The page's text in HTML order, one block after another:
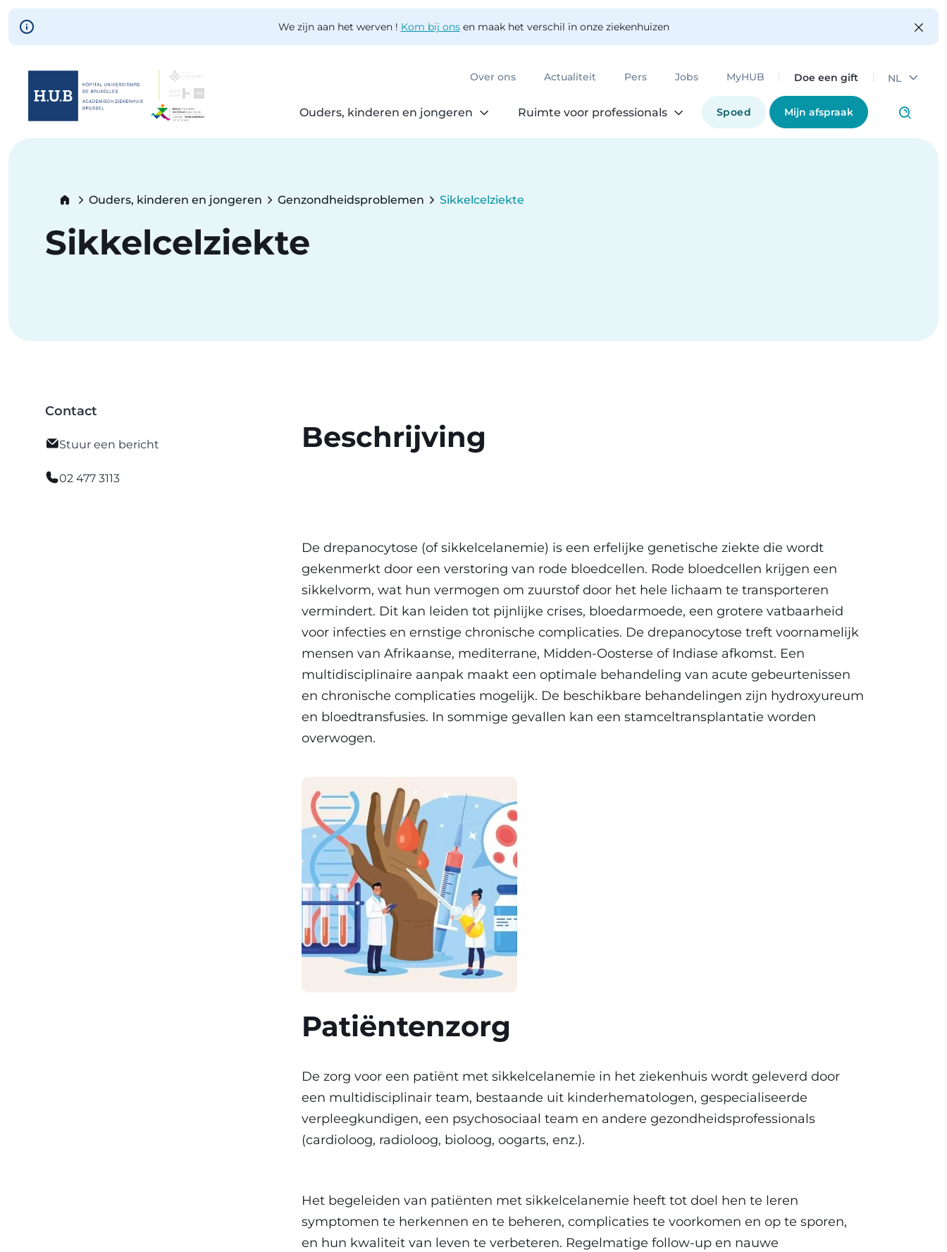
Skip to main content
We zijn aan het werven ! Kom bij onsen maak het verschil in onze ziekenhuizen
Over ons Actualiteit Pers Jobs MyHUB Doe een gift NL
Ouders, kinderen en jongeren Ruimte voor professionals Spoed Mijn afspraak
Skip
Breadcrumb
Ouders, kinderen en jongeren Genzondheidsproblemen Sikkelcelziekte
Sikkelcelziekte
Contact
Stuur een bericht
02 477 3113
Beschrijving
De drepanocytose (of sikkelcelanemie) is een erfelijke genetische ziekte die wordt
gekenmerkt door een verstoring van rode bloedcellen. Rode bloedcellen krijgen een
sikkelvorm, wat hun vermogen om zuurstof door het hele lichaam te transporteren
vermindert. Dit kan leiden tot pijnlijke crises, bloedarmoede, een grotere vatbaarheid
voor infecties en ernstige chronische complicaties. De drepanocytose treft voornamelijk
mensen van Afrikaanse, mediterrane, Midden-Oosterse of Indiase afkomst. Een
multidisciplinaire aanpak maakt een optimale behandeling van acute gebeurtenissen
en chronische complicaties mogelijk. De beschikbare behandelingen zijn hydroxyureum
en bloedtransfusies. In sommige gevallen kan een stamceltransplantatie worden
overwogen.
Patiëntenzorg
De zorg voor een patiënt met sikkelcelanemie in het ziekenhuis wordt geleverd door
een multidisciplinair team, bestaande uit kinderhematologen, gespecialiseerde
verpleegkundigen, een psychosociaal team en andere gezondheidsprofessionals
(cardioloog, radioloog, bioloog, oogarts, enz.).
Het begeleiden van patiënten met sikkelcelanemie heeft tot doel hen te leren
symptomen te herkennen en te beheren, complicaties te voorkomen en op te sporen,
en hun kwaliteit van leven te verbeteren. Regelmatige follow-up en nauwe